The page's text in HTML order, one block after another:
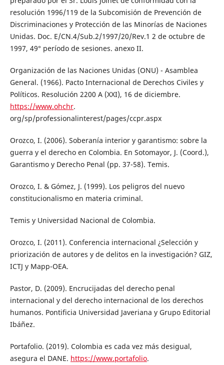
resolución 1996/119 de la Subcomisión de Prevención de
Discriminaciones y Protección de las Minorías de Naciones
Unidas. Doc. E/CN.4/Sub.2/1997/20/Rev.1 2 de octubre de
1997, 49° período de sesiones. anexo II.
Organización de las Naciones Unidas (ONU) - Asamblea
General. (1966). Pacto Internacional de Derechos Civiles y
Políticos. Resolución 2200 A (XXI), 16 de diciembre.
https://www.ohchr.
org/sp/professionalinterest/pages/ccpr.aspx
Orozco, I. (2006). Soberanía interior y garantismo: sobre la
guerra y el derecho en Colombia. En Sotomayor, J. (Coord.),
Garantismo y Derecho Penal (pp. 37-58). Temis.
Orozco, I. & Gómez, J. (1999). Los peligros del nuevo
constitucionalismo en materia criminal.
Temis y Universidad Nacional de Colombia.
Orozco, I. (2011). Conferencia internacional ¿Selección y
priorización de autores y de delitos en la investigación? GIZ,
ICTJ y Mapp-OEA.
Pastor, D. (2009). Encrucijadas del derecho penal
internacional y del derecho internacional de los derechos
humanos. Pontificia Universidad Javeriana y Grupo Editorial
Ibáñez.
Portafolio. (2019). Colombia es cada vez más desigual,
asegura el DANE. https://www.portafolio.